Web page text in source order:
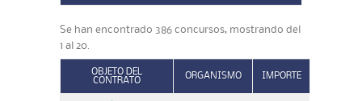
Se han encontrado 386 concursos, mostrando del
1 al 20.
OBJETO DEL
CONTRATO
ORGANISMO IMPORTE